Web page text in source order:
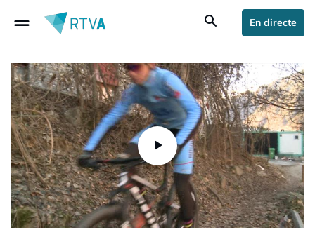
drag_handle search En directe